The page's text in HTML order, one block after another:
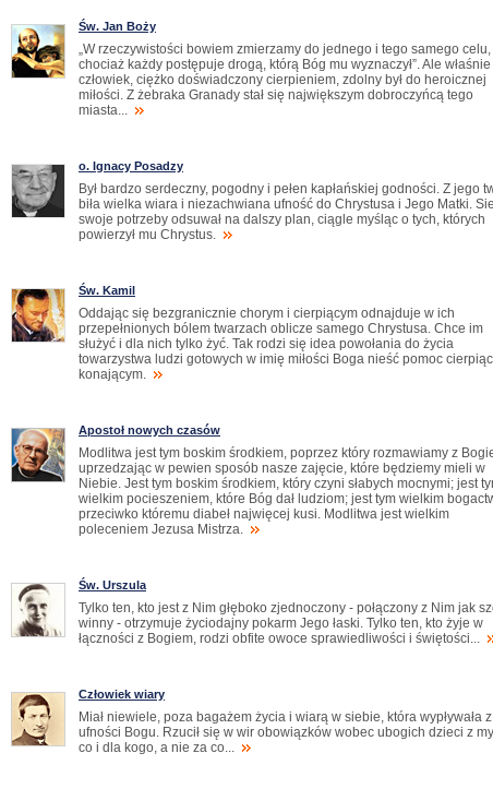
Św. Jan Boży
„W rzeczywistości bowiem zmierzamy do jednego i tego samego celu,
chociaż każdy postępuje drogą, którą Bóg mu wyznaczył”. Ale właśnie
człowiek, ciężko doświadczony cierpieniem, zdolny był do heroicznej
miłości. Z żebraka Granady stał się największym dobroczyńcą tego
miasta...
o. Ignacy Posadzy
Był bardzo serdeczny, pogodny i pełen kapłańskiej godności. Z jego
biła wielka wiara i niezachwiana ufność do Chrystusa i Jego Matki.
swoje potrzeby odsuwał na dalszy plan, ciągle myśląc o tych, których
powierzył mu Chrystus.
Św. Kamil
Oddając się bezgranicznie chorym i cierpiącym odnajduje w ich
przepełnionych bólem twarzach oblicze samego Chrystusa. Chce im
służyć i dla nich tylko żyć. Tak rodzi się idea powołania do życia
towarzystwa ludzi gotowych w imię miłości Boga nieść pomoc
konającym.
Apostoł nowych czasów
Modlitwa jest tym boskim środkiem, poprzez który rozmawiamy z
uprzedzając w pewien sposób nasze zajęcie, które będziemy mieli w
Niebie. Jest tym boskim środkiem, który czyni słabych mocnymi; jest
wielkim pocieszeniem, które Bóg dał ludziom; jest tym wielkim
przeciwko któremu diabeł najwięcej kusi. Modlitwa jest wielkim
poleceniem Jezusa Mistrza.
Św. Urszula
Tylko ten, kto jest z Nim głęboko zjednoczony - połączony z Nim jak
winny - otrzymuje życiodajny pokarm Jego łaski. Tylko ten, kto żyje w
łączności z Bogiem, rodzi obfite owoce sprawiedliwości i świętości...
Człowiek wiary
Miał niewiele, poza bagażem życia i wiarą w siebie, która wypływała z
ufności Bogu. Rzucił się w wir obowiązków wobec ubogich dzieci z
co i dla kogo, a nie za co...